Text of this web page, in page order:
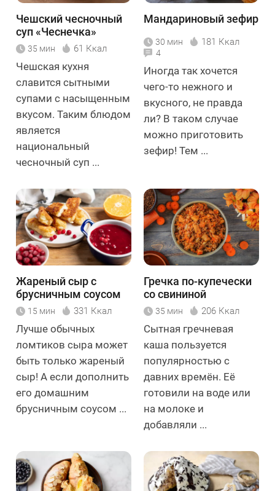
Чешский чесночный
суп «Чеснечка»
35 мин 61 Ккал
Чешская кухня
славится сытными
супами с насыщенным
вкусом. Таким блюдом
является
национальный
чесночный суп ...
Мандариновый зефир
30 мин 181 Ккал
4
Иногда так хочется
чего-то нежного и
вкусного, не правда
ли? В таком случае
можно приготовить
зефир! Тем ...
Жареный сыр с
брусничным соусом
15 мин 331 Ккал
Лучше обычных
ломтиков сыра может
быть только жареный
сыр! А если дополнить
его домашним
брусничным соусом ...
Гречка по-купечески
со свининой
35 мин 206 Ккал
Сытная гречневая
каша пользуется
популярностью с
давних времён. Её
готовили на воде или
на молоке и
добавляли ...